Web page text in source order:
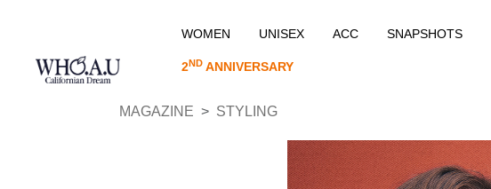
WOMEN UNISEX ACC SNAPSHOTS
2NDANNIVERSARY
MAGAZINE STYLING